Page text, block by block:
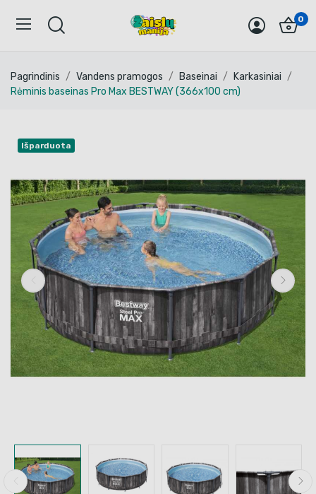
0
Pagrindinis Vandens pramogos Baseinai
Karkasiniai
Rėminis baseinas Pro Max BESTWAY (366x100 cm)
Išparduota